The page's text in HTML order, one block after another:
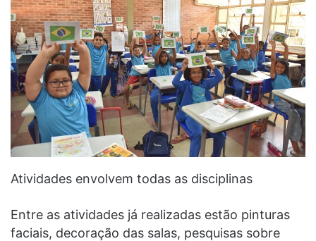
Atividades envolvem todas as disciplinas
Entre as atividades já realizadas estão pinturas
faciais, decoração das salas, pesquisas sobre